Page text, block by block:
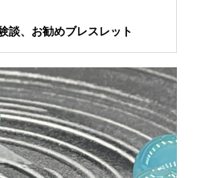
談、お勧めブレスレット